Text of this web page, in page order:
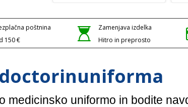
poštnina
150 €
Zamenjava izdelka
Hitro in preprosto
medicinsko uniformo in bodite